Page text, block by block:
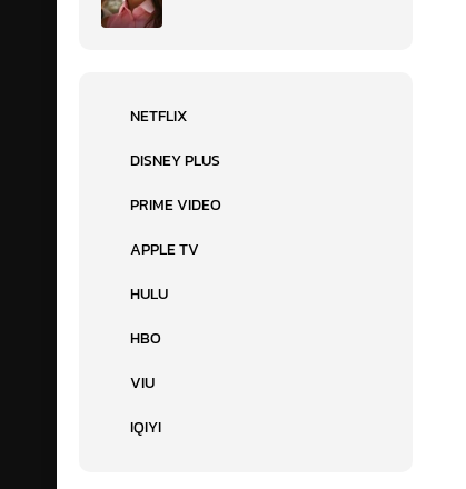
NETFLIX
DISNEY PLUS
PRIME VIDEO
APPLE TV
HULU
HBO
VIU
IQIYI